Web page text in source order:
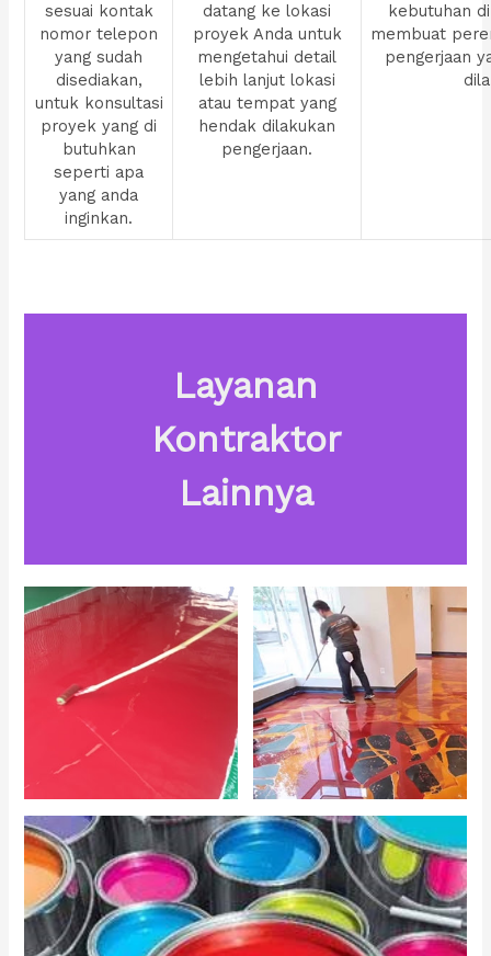
sesuai kontak
nomor telepon
yang sudah
disediakan,
untuk konsultasi
proyek yang di
butuhkan
seperti apa
yang anda
inginkan.
datang ke lokasi
proyek Anda untuk
mengetahui detail
lebih lanjut lokasi
atau tempat yang
hendak dilakukan
pengerjaan.
kebutuhan
membuat
pengerjaan
Layanan
Kontraktor
Lainnya